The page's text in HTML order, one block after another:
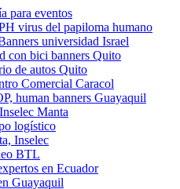
para eventos
virus del papiloma humano
universidad Israel
con bici banners Quito
de autos Quito
Comercial Caracol
human banners Guayaquil
Manta
logístico
Inselec
BTL
en Ecuador
Guayaquil